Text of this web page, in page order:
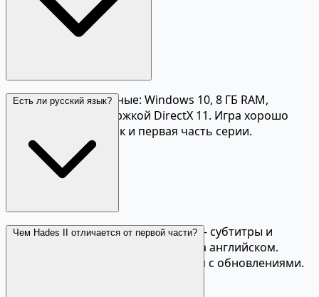
Требования умеренные: Windows 10, 8 ГБ RAM,
видеокарта с поддержкой DirectX 11. Игра хорошо
оптимизирована, как и первая часть серии.
Есть ли русский язык?
Игра поддерживает русский язык — субтитры и
интерфейс переведены. Озвучка на английском.
Перевод добавляется и улучшается с обновлениями.
Чем Hades II отличается от первой части?